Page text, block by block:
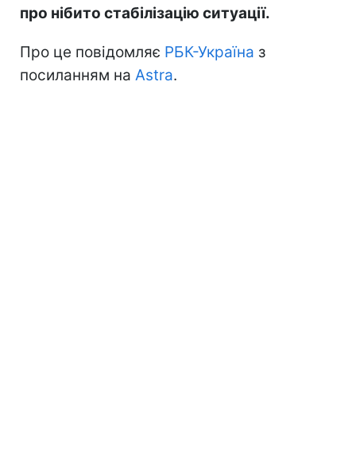
про нібито стабілізацію ситуації.
Про це повідомляє РБК-Україна з
посиланням на Astra.